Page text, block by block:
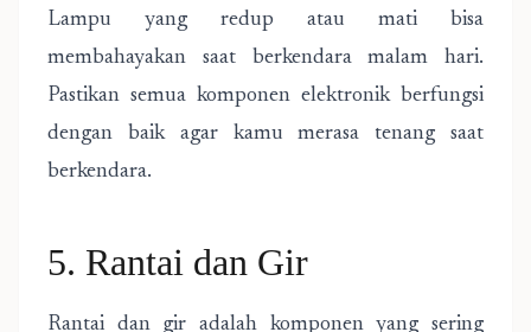
Lampu yang redup atau mati bisa
membahayakan saat berkendara malam hari.
Pastikan semua komponen elektronik berfungsi
dengan baik agar kamu merasa tenang saat
berkendara.
5. Rantai dan Gir
Rantai dan gir adalah komponen yang sering